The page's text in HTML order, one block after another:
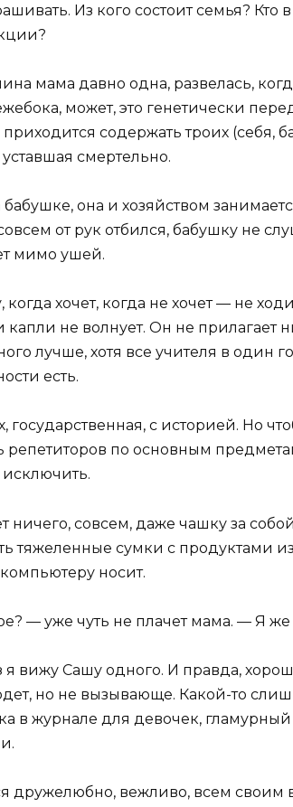
Из кого состоит семья? Кто
мама давно одна, развелась,
может, это генетически
приходится содержать троих (себя,
смертельно.
она и хозяйством
от рук отбился, бабушку не
мимо ушей.
хочет, когда не хочет — не
капли не волнует. Он не прилагает
лучше, хотя все учителя в один
есть.
государственная, с историей. Но
репетиторов по основным
исключить.
ничего, совсем, даже чашку за
тяжеленные сумки с продуктами
носит.
— уже чуть не плачет мама. — Я
вижу Сашу одного. И правда,
но не вызывающе. Какой-то
в журнале для девочек,
дружелюбно, вежливо, всем своим